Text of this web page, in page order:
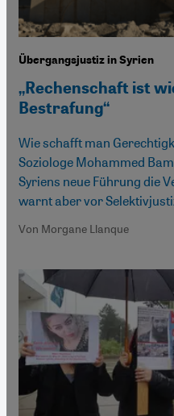
Übergangsjustiz in Syrien
„Rechenschaft ist
Bestrafung“
Wie schafft man
Soziologe Mohammed
Syriens neue Führung die
warnt aber vor
Von Morgane Llanque